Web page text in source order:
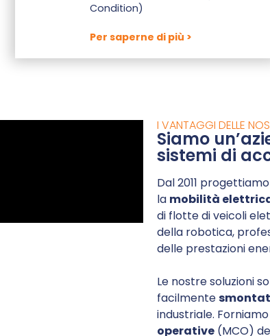
Condition)
Per saperne di più >
I VANTAGGI DELLE
Siamo
sistemi di
Dal 2011
la mobilità
di flotte di veicoli
della robotica,
delle prestazioni
Le nostre soluzioni
facilmente
industriale.
operative(MCO)